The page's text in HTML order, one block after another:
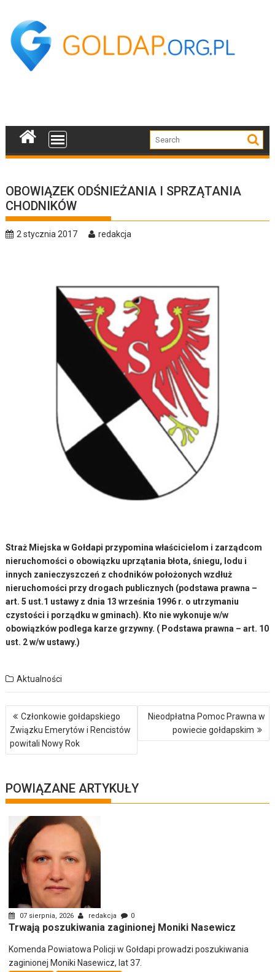
content
OBOWIĄZEK ODŚNIEŻANIA I SPRZĄTANIA
CHODNIKÓW
2 stycznia 2017 redakcja
Straż Miejska w Gołdapi przypomina właścicielom i zarządcom
nieruchomości o obowiązku uprzątania błota, śniegu, lodu i
innych zanieczyszczeń z chodników położonych wzdłuż
nieruchomości przy drogach publicznych (podstawa prawna –
art. 5 ust.1 ustawy z dnia 13 września 1996 r. o utrzymaniu
czystości i porządku w gminach). Kto nie wykonuje w/w
obowiązków podlega karze grzywny. ( Podstawa prawna – art. 10
ust. 2 w/w ustawy.)
Aktualności
Nawigacja
wpisu
Członkowie gołdapskiego
Związku Emerytów i Rencistów
powitali Nowy Rok
Nieodpłatna Pomoc Prawna w
powiecie gołdapskim
POWIĄZANE ARTYKUŁY
07 sierpnia, 2026 redakcja 0
Trwają poszukiwania zaginionej Moniki Nasewicz
Komenda Powiatowa Policji w Gołdapi prowadzi poszukiwania
zaginionej Moniki Nasewicz, lat 37.